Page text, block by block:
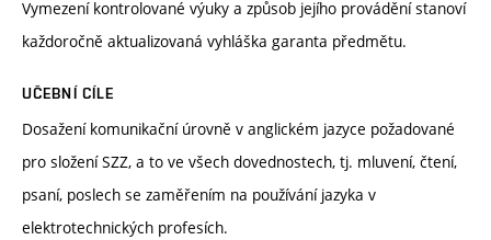
Vymezení kontrolované výuky a způsob jejího provádění stanoví
každoročně aktualizovaná vyhláška garanta předmětu.
UČEBNÍ CÍLE
Dosažení komunikační úrovně v anglickém jazyce požadované
pro složení SZZ, a to ve všech dovednostech, tj. mluvení, čtení,
psaní, poslech se zaměřením na používání jazyka v
elektrotechnických profesích.